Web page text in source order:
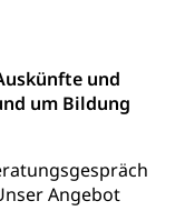
und
um Bildung
Angebot
Bau, Schule